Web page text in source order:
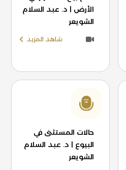
الأرض | د. عبد السلام
الشويعر
شاهد المزيد
حالات المستثنى في
البيوع | د. عبد السلام
الشويعر